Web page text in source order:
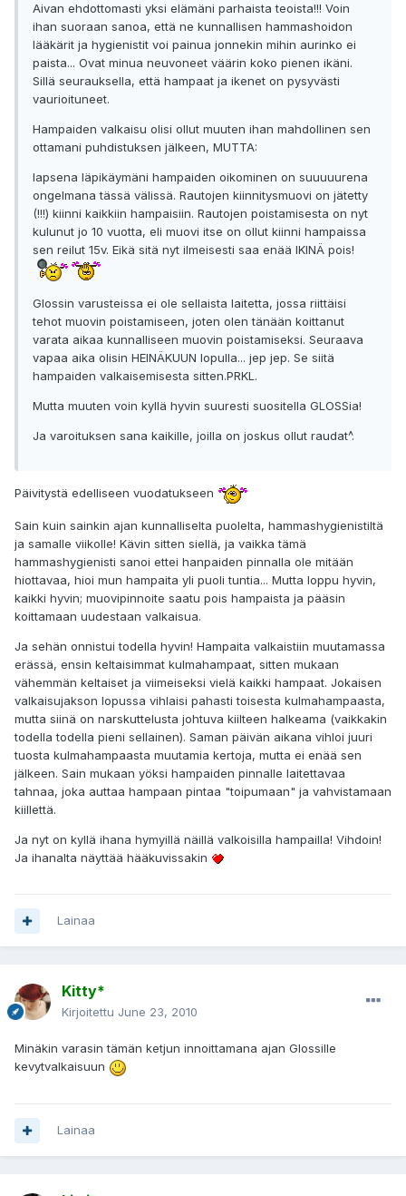
Aivan ehdottomasti yksi elämäni parhaista teoista!!! Voin
ihan suoraan sanoa, että ne kunnallisen hammashoidon
lääkärit ja hygienistit voi painua jonnekin mihin aurinko ei
paista... Ovat minua neuvoneet väärin koko pienen ikäni.
Sillä seurauksella, että hampaat ja ikenet on pysyvästi
vaurioituneet.
Hampaiden valkaisu olisi ollut muuten ihan mahdollinen sen
ottamani puhdistuksen jälkeen, MUTTA:
lapsena läpikäymäni hampaiden oikominen on suuuuurena
ongelmana tässä välissä. Rautojen kiinnitysmuovi on jätetty
(!!!) kiinni kaikkiin hampaisiin. Rautojen poistamisesta on nyt
kulunut jo 10 vuotta, eli muovi itse on ollut kiinni hampaissa
sen reilut 15v. Eikä sitä nyt ilmeisesti saa enää IKINÄ pois!
Glossin varusteissa ei ole sellaista laitetta, jossa riittäisi
tehot muovin poistamiseen, joten olen tänään koittanut
varata aikaa kunnalliseen muovin poistamiseksi. Seuraava
vapaa aika olisin HEINÄKUUN lopulla... jep jep. Se siitä
hampaiden valkaisemisesta sitten.PRKL.
Mutta muuten voin kyllä hyvin suuresti suositella GLOSSia!
Ja varoituksen sana kaikille, joilla on joskus ollut raudat^.
Päivitystä edelliseen vuodatukseen
Sain kuin sainkin ajan kunnalliselta puolelta, hammashygienistiltä
ja samalle viikolle! Kävin sitten siellä, ja vaikka tämä
hammashygienisti sanoi ettei hanpaiden pinnalla ole mitään
hiottavaa, hioi mun hampaita yli puoli tuntia... Mutta loppu hyvin,
kaikki hyvin; muovipinnoite saatu pois hampaista ja pääsin
koittamaan uudestaan valkaisua.
Ja sehän onnistui todella hyvin! Hampaita valkaistiin muutamassa
erässä, ensin keltaisimmat kulmahampaat, sitten mukaan
vähemmän keltaiset ja viimeiseksi vielä kaikki hampaat. Jokaisen
valkaisujakson lopussa vihlaisi pahasti toisesta kulmahampaasta,
mutta siinä on narskuttelusta johtuva kiilteen halkeama (vaikkakin
todella todella pieni sellainen). Saman päivän aikana vihloi juuri
tuosta kulmahampaasta muutamia kertoja, mutta ei enää sen
jälkeen. Sain mukaan yöksi hampaiden pinnalle laitettavaa
tahnaa, joka auttaa hampaan pintaa "toipumaan" ja vahvistamaan
kiillettä.
Ja nyt on kyllä ihana hymyillä näillä valkoisilla hampailla! Vihdoin!
Ja ihanalta näyttää hääkuvissakin
Lainaa
Kitty*
Kirjoitettu June 23, 2010
Minäkin varasin tämän ketjun innoittamana ajan Glossille
kevytvalkaisuun
Lainaa